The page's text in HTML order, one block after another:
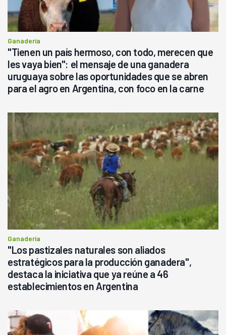
Ganadería
"Tienen un país hermoso, con todo, merecen que
les vaya bien": el mensaje de una ganadera
uruguaya sobre las oportunidades que se abren
para el agro en Argentina, con foco en la carne
Ganadería
"Los pastizales naturales son aliados
estratégicos para la producción ganadera",
destaca la iniciativa que ya reúne a 46
establecimientos en Argentina